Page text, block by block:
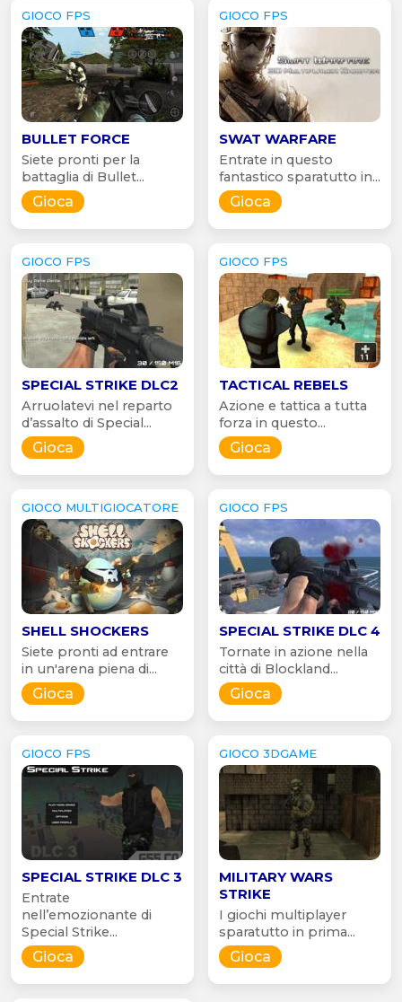
GIOCO FPS
BULLET FORCE
Siete pronti per la
battaglia di Bullet...
Gioca
GIOCO FPS
SWAT WARFARE
Entrate in questo
fantastico sparatutto in...
Gioca
GIOCO FPS
SPECIAL STRIKE DLC2
Arruolatevi nel reparto
d’assalto di Special...
Gioca
GIOCO FPS
TACTICAL REBELS
Azione e tattica a tutta
forza in questo...
Gioca
GIOCO MULTIGIOCATORE
SHELL SHOCKERS
Siete pronti ad entrare
in un'arena piena di...
Gioca
GIOCO FPS
SPECIAL STRIKE DLC 4
Tornate in azione nella
città di Blockland...
Gioca
GIOCO FPS
SPECIAL STRIKE DLC 3
Entrate
nell’emozionante di
Special Strike...
Gioca
GIOCO 3DGAME
MILITARY WARS
STRIKE
I giochi multiplayer
sparatutto in prima...
Gioca